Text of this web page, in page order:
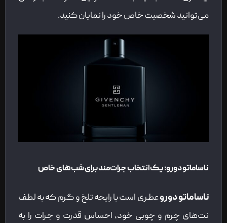
می‌توانید شخصیت خاص خود را نمایان کنید.
ناساماتو دورو: یک انتخاب جرات‌مند برای شب‌های خاص
ناساماتو دوروعطری است با رایحه تلخ و گرم که به لطف
نت‌های چرم و چوبی خود، احساس قدرت و جرات را به